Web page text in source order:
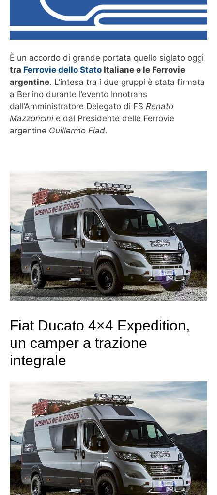
È un accordo di grande portata quello siglato oggi
tra Ferrovie dello Stato Italiane e le Ferrovie
argentine. L’intesa tra i due gruppi è stata firmata
a Berlino durante l’evento Innotrans
dall’Amministratore Delegato di FS Renato
Mazzoncini e dal Presidente delle Ferrovie
argentine Guillermo Fiad.
Fiat Ducato 4×4 Expedition,
un camper a trazione
integrale